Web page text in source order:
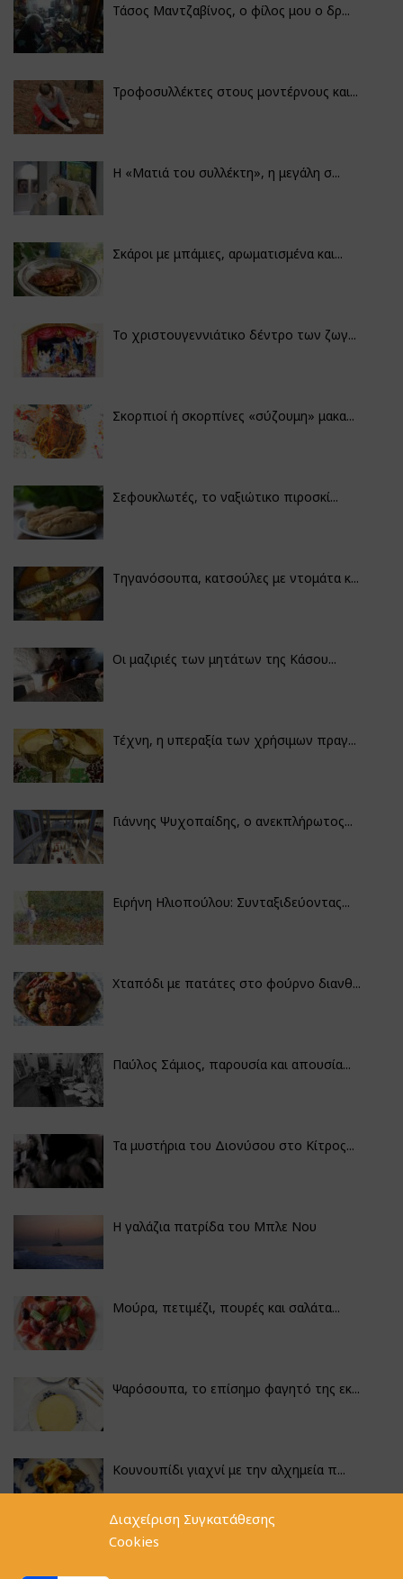
Διαχείριση Συγκατάθεσης
Cookies
Τάσος Μαντζαβίνος, ο φίλος μου ο δρ...
Τροφοσυλλέκτες στους μοντέρνους και...
H «Ματιά του συλλέκτη», η μεγάλη σ...
Σκάροι με μπάμιες, αρωματισμένα και...
Το χριστουγεννιάτικο δέντρο των ζωγ...
Σκορπιοί ή σκορπίνες «σύζουμη» μακα...
Σεφουκλωτές, το ναξιώτικο πιροσκί...
Τηγανόσουπα, κατσούλες με ντομάτα κ...
Οι μαζιριές των μητάτων της Κάσου...
Τέχνη, η υπεραξία των χρήσιμων πραγ...
Γιάννης Ψυχοπαίδης, ο ανεκπλήρωτος...
Ειρήνη Ηλιοπούλου: Συνταξιδεύοντας...
Χταπόδι με πατάτες στο φούρνο διανθ...
Παύλος Σάμιος, παρουσία και απουσία...
Τα μυστήρια του Διονύσου στο Κίτρος...
Η γαλάζια πατρίδα του Μπλε Νου
Μούρα, πετιμέζι, πουρές και σαλάτα...
Ψαρόσουπα, το επίσημο φαγητό της εκ...
Κουνουπίδι γιαχνί με την αλχημεία π...
Αγκινάρες γεμιστές με ρύζι και ριζό...